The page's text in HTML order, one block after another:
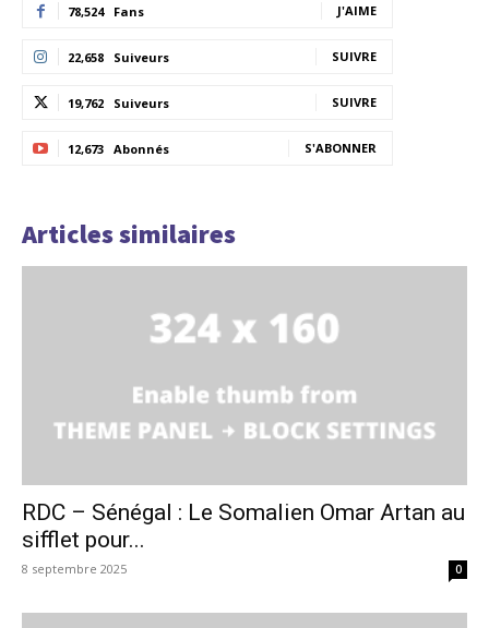
78,524 Fans J'AIME
22,658 Suiveurs SUIVRE
19,762 Suiveurs SUIVRE
12,673 Abonnés S'ABONNER
Articles similaires
RDC – Sénégal : Le Somalien Omar Artan au
sifflet pour...
8 septembre 2025 0